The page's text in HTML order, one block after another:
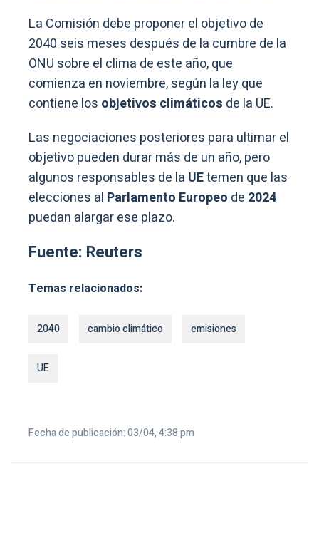
La Comisión debe proponer el objetivo de
2040 seis meses después de la cumbre de la
ONU sobre el clima de este año, que
comienza en noviembre, según la ley que
contiene los objetivos climáticos de la UE.
Las negociaciones posteriores para ultimar el
objetivo pueden durar más de un año, pero
algunos responsables de la UEtemen que las
elecciones al Parlamento Europeo de 2024
puedan alargar ese plazo.
Fuente: Reuters
Temas relacionados:
2040 cambio climático emisiones
UE
Fecha de publicación: 03/04, 4:38 pm